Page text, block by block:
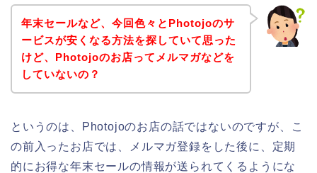
年末セールなど、今回色々とPhotojoのサ
ービスが安くなる方法を探していて思った
けど、Photojoのお店ってメルマガなどを
していないの？
というのは、Photojoのお店の話ではないのですが、こ
の前入ったお店では、メルマガ登録をした後に、定期
的にお得な年末セールの情報が送られてくるようにな